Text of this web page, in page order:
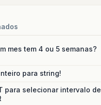
mes tem 4 ou 5 semanas?
para string!
para selecionar intervalo de